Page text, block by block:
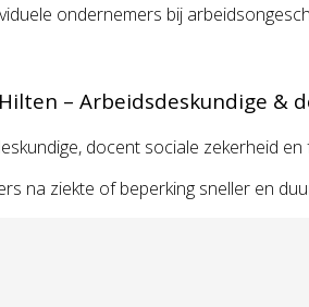
ondernemers bij
– Arbeidsdeskundige &
docent sociale zekerheid
na ziekte of beperking sneller en